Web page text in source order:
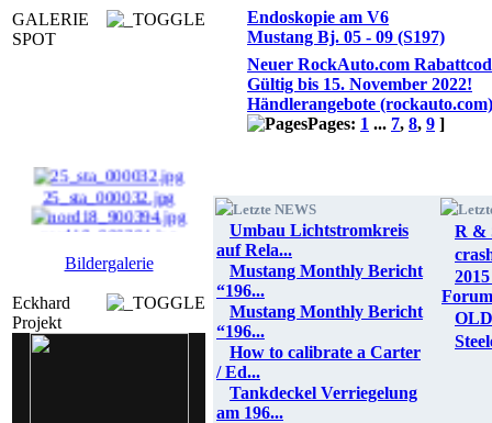
GALERIE
SPOT
25_sta_000032.jpg
nord18_900394.jpg
secldo17_900224.jpg
dewa_19_0900477.jpg
Bildergalerie
Eckhard
Projekt
Endoskopie am V6
Mustang Bj. 05 - 09 (S197)
Neuer RockAuto.com
Gültig bis 15. November 2022!
Händlerangebote (rockauto.com)
Pages: 1 ... 7, 8, 9 ]
Letzte NEWS
Umbau Lichtstromkreis
auf Rela...
Mustang Monthly Bericht
“196...
Mustang Monthly Bericht
“196...
How to calibrate a Carter
/ Ed...
Tankdeckel Verriegelung
am 196...
R &
Forum